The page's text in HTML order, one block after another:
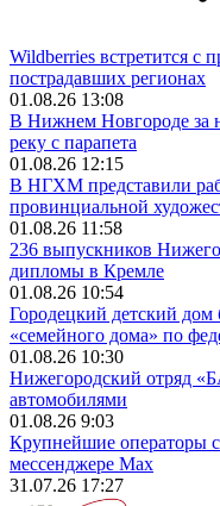
Wildberries встретится с
пострадавших регионах
01.08.26 13:08
В Нижнем Новгороде за
реку с парапета
01.08.26 12:15
В НГХМ представили
провинциальной
01.08.26 11:58
236 выпускников
дипломы в Кремле
01.08.26 10:54
Городецкий детский дом
«семейного дома» по
01.08.26 10:30
Нижегородский отряд
автомобилями
01.08.26 9:03
Крупнейшие операторы
мессенджере Max
31.07.26 17:27